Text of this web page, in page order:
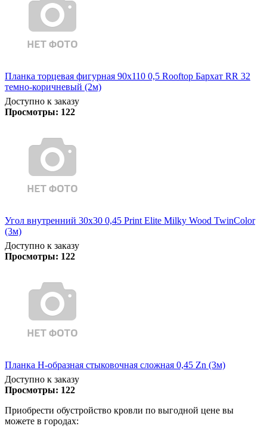
Планка торцевая фигурная 90х110 0,5 Rooftop Бархат RR 32
темно-коричневый (2м)
Доступно к заказу
Просмотры: 122
Угол внутренний 30х30 0,45 Print Elite Milky Wood TwinColor
(3м)
Доступно к заказу
Просмотры: 122
Планка Н-образная стыковочная сложная 0,45 Zn (3м)
Доступно к заказу
Просмотры: 122
Приобрести обустройство кровли по выгодной цене вы
можете в городах: